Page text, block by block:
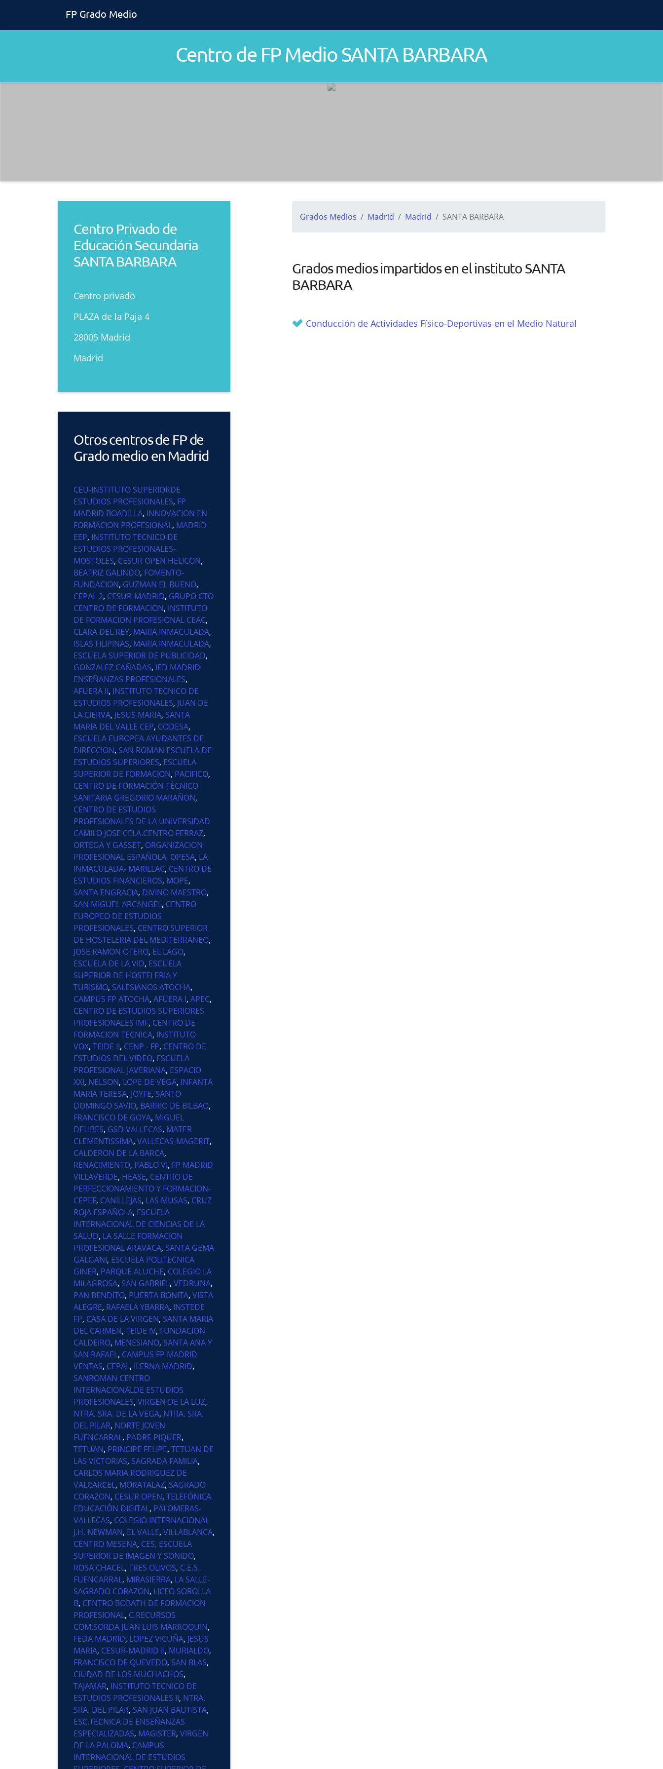
FP Grado Medio
Centro de FP Medio SANTA BARBARA
Centro Privado de
Educación Secundaria
SANTA BARBARA
Centro privado
PLAZA de la Paja 4
28005 Madrid
Madrid
Otros centros de FP de
Grado medio en Madrid
CEU-INSTITUTO SUPERIORDE
ESTUDIOS PROFESIONALES, FP
MADRID BOADILLA, INNOVACION EN
FORMACION PROFESIONAL, MADRID
EEP, INSTITUTO TECNICO DE
ESTUDIOS PROFESIONALES-
MOSTOLES, CESUR OPEN HELICON,
BEATRIZ GALINDO, FOMENTO-
FUNDACION, GUZMAN EL BUENO,
CEPAL 2, CESUR-MADRID, GRUPO CTO
CENTRO DE FORMACION, INSTITUTO
DE FORMACION PROFESIONAL CEAC,
CLARA DEL REY, MARIA INMACULADA,
ISLAS FILIPINAS, MARIA INMACULADA,
ESCUELA SUPERIOR DE PUBLICIDAD,
GONZALEZ CAÑADAS, IED MADRID
ENSEÑANZAS PROFESIONALES,
AFUERA II, INSTITUTO TECNICO DE
ESTUDIOS PROFESIONALES, JUAN DE
LA CIERVA, JESUS MARIA, SANTA
MARIA DEL VALLE CEP, CODESA,
ESCUELA EUROPEA AYUDANTES DE
DIRECCION, SAN ROMAN ESCUELA DE
ESTUDIOS SUPERIORES, ESCUELA
SUPERIOR DE FORMACION, PACIFICO,
CENTRO DE FORMACIÓN TÉCNICO
SANITARIA GREGORIO MARAÑON,
CENTRO DE ESTUDIOS
PROFESIONALES DE LA UNIVERSIDAD
CAMILO JOSE CELA.CENTRO FERRAZ,
ORTEGA Y GASSET, ORGANIZACION
PROFESIONAL ESPAÑOLA, OPESA, LA
INMACULADA- MARILLAC, CENTRO DE
ESTUDIOS FINANCIEROS, MOPE,
SANTA ENGRACIA, DIVINO MAESTRO,
SAN MIGUEL ARCANGEL, CENTRO
EUROPEO DE ESTUDIOS
PROFESIONALES, CENTRO SUPERIOR
DE HOSTELERIA DEL MEDITERRANEO,
JOSE RAMON OTERO, EL LAGO,
ESCUELA DE LA VID, ESCUELA
SUPERIOR DE HOSTELERIA Y
TURISMO, SALESIANOS ATOCHA,
CAMPUS FP ATOCHA, AFUERA I, APEC,
CENTRO DE ESTUDIOS SUPERIORES
PROFESIONALES IMF, CENTRO DE
FORMACION TECNICA, INSTITUTO
VOX, TEIDE II, CENP - FP, CENTRO DE
ESTUDIOS DEL VIDEO, ESCUELA
PROFESIONAL JAVERIANA, ESPACIO
XXI, NELSON, LOPE DE VEGA, INFANTA
MARIA TERESA, JOYFE, SANTO
DOMINGO SAVIO, BARRIO DE BILBAO,
FRANCISCO DE GOYA, MIGUEL
DELIBES, GSD VALLECAS, MATER
CLEMENTISSIMA, VALLECAS-MAGERIT,
CALDERON DE LA BARCA,
RENACIMIENTO, PABLO VI, FP MADRID
VILLAVERDE, HEASE, CENTRO DE
PERFECCIONAMIENTO Y FORMACION-
CEPEF, CANILLEJAS, LAS MUSAS, CRUZ
ROJA ESPAÑOLA, ESCUELA
INTERNACIONAL DE CIENCIAS DE LA
SALUD, LA SALLE FORMACION
PROFESIONAL ARAVACA, SANTA GEMA
GALGANI, ESCUELA POLITECNICA
GINER, PARQUE ALUCHE, COLEGIO LA
MILAGROSA, SAN GABRIEL, VEDRUNA,
PAN BENDITO, PUERTA BONITA, VISTA
ALEGRE, RAFAELA YBARRA, INSTEDE
FP, CASA DE LA VIRGEN, SANTA MARIA
DEL CARMEN, TEIDE IV, FUNDACION
CALDEIRO, MENESIANO, SANTA ANA Y
SAN RAFAEL, CAMPUS FP MADRID
VENTAS, CEPAL, ILERNA MADRID,
SANROMAN CENTRO
INTERNACIONALDE ESTUDIOS
PROFESIONALES, VIRGEN DE LA LUZ,
NTRA. SRA. DE LA VEGA, NTRA. SRA.
DEL PILAR, NORTE JOVEN
FUENCARRAL, PADRE PIQUER,
TETUAN, PRINCIPE FELIPE, TETUAN DE
LAS VICTORIAS, SAGRADA FAMILIA,
CARLOS MARIA RODRIGUEZ DE
VALCARCEL, MORATALAZ, SAGRADO
CORAZON, CESUR OPEN, TELEFÓNICA
EDUCACIÓN DIGITAL, PALOMERAS-
VALLECAS, COLEGIO INTERNACIONAL
J.H. NEWMAN, EL VALLE, VILLABLANCA,
CENTRO MESENA, CES, ESCUELA
SUPERIOR DE IMAGEN Y SONIDO,
ROSA CHACEL, TRES OLIVOS, C.E.S.
FUENCARRAL, MIRASIERRA, LA SALLE-
SAGRADO CORAZON, LICEO SOROLLA
B, CENTRO BOBATH DE FORMACION
PROFESIONAL, C.RECURSOS
COM.SORDA JUAN LUIS MARROQUIN,
FEDA MADRID, LOPEZ VICUÑA, JESUS
MARIA, CESUR-MADRID II, MURIALDO,
FRANCISCO DE QUEVEDO, SAN BLAS,
CIUDAD DE LOS MUCHACHOS,
TAJAMAR, INSTITUTO TECNICO DE
ESTUDIOS PROFESIONALES II, NTRA.
SRA. DEL PILAR, SAN JUAN BAUTISTA,
ESC.TECNICA DE ENSEÑANZAS
ESPECIALIZADAS, MAGISTER, VIRGEN
DE LA PALOMA, CAMPUS
INTERNACIONAL DE ESTUDIOS
Grados Medios Madrid Madrid SANTA BARBARA
Grados medios impartidos en el instituto SANTA
BARBARA
Conducción de Actividades Físico-Deportivas en el Medio Natural